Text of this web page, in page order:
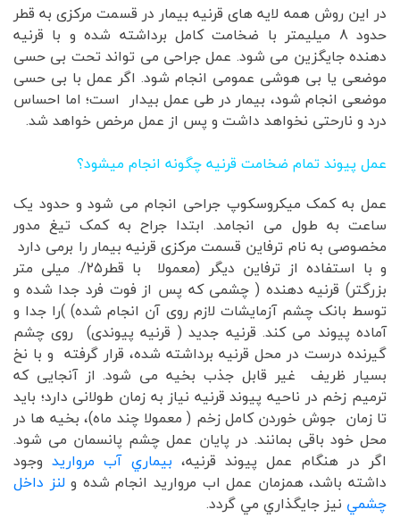
در این روش همه لایه های قرنیه بیمار در قسمت مرکزی به قطر
حدود 8 میلیمتر با ضخامت کامل برداشته شده و با قرنیه
دهنده جایگزین می شود. عمل جراحی می تواند تحت بی حسی
موضعی یا بی هوشی عمومی انجام شود. اگر عمل با بی حسی
موضعی انجام شود، بیمار در طی عمل بیدار است؛ اما احساس
درد و نارحتی نخواهد داشت و پس از عمل مرخص خواهد شد.
عمل پیوند تمام ضخامت قرنیه چگونه انجام میشود؟
عمل به کمک میکروسکوپ جراحی انجام می شود و حدود یک
ساعت به طول می انجامد. ابتدا جراح به کمک تیغ مدور
مخصوصی به نام ترفاین قسمت مرکزی قرنیه بیمار را برمی دارد
و با استفاده از ترفاین دیگر (معمولا با قطر۲۵/. میلی متر
بزرگتر) قرنیه دهنده ( چشمی که پس از فوت فرد جدا شده و
توسط بانک چشم آزمایشات لازم روی آن انجام شده) )را جدا و
آماده پیوند می کند. قرنیه جدید ( قرنیه پیوندی) روی چشم
گیرنده درست در محل قرنیه برداشته شده، قرار گرفته و با نخ
بسیار ظریف غیر قابل جذب بخیه می شود. از آنجایی که
ترمیم زخم در ناحیه پیوند قرنیه نیاز به زمان طولانی دارد؛ باید
تا زمان جوش خوردن کامل زخم ( معمولا چند ماه)، بخیه ها در
محل خود باقی بمانند. در پایان عمل چشم پانسمان می شود.
اگر در هنگام عمل پيوند قرنيه، بيماري آب مرواريدوجود
داشته باشد، همزمان عمل اب مرواريد انجام شده ولنز داخل
چشمي نيز جايگذاري مي گردد.